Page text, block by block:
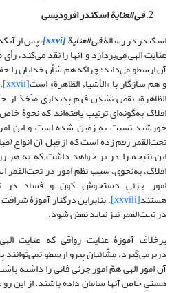
فی العنایةاسکندر افرودیسی
اسکندر در رسالۀفی العنایة[xxvi] ، پس از
عنایت الهی می‌پردازد و آنها را نقد می‌کند،
آن ارسطو می‌داند؛ چراکه هم شأن خدایان را
و هم سازگار با «الأشیاء الظاهرة» است[xxvii]
الظاهرة» نقض نشدن فهم پدیداری متّخذ از
افلاک به‌گونه‌ای ترتیب یافته‌اند که نحوۀ
خورشید نسبت به زمین شده است و این
تحت‌القمر رقم زده است که از قِبل آن انواع
این نتیجه را در بر خواهد داشت که به
افلاک، به‌نحوی،سببنظم امور در تحت‌القمر
امور جزئیِ دستخوشِ کون و فساد در
هستند[xxviii] . بنابراین درکنار آموزۀ
در تحت‌القمر نیز نباید نقض شود.
برخلاف آموزۀ عنایت رواقی که عنایت
دربرمی‌گیرد، مشّائیان پیرو ارسطو
آن امور الهی همّ امور جزئیِ فانی را داشته
هستیِ خاص آنها سامان داده باشند. از این